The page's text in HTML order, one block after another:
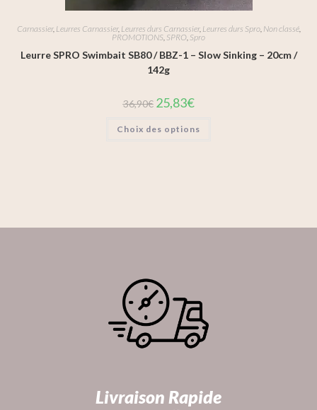
Carnassier, Leurres Carnassier, Leurres durs Carnassier, Leurres durs Spro, Non classé,
PROMOTIONS SPRO Spro
Leurre SPRO Swimbait SB80 / BBZ-1 – Slow Sinking – 20cm /
142g
36,90€ 25,83€
Choix des options
Livraison Rapide